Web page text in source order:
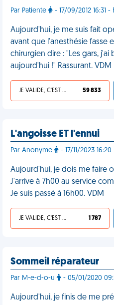
Par Patiente - 17/09/2012 16:31 -
Aujourd'hui, je me suis fait
avant que l'anesthésie fasse
chirurgien dire : "Les gars,
aujourd'hui !" Rassurant. VDM
JE VALIDE, C'EST UNE VDM 59 833
L'angoisse ET l'ennui
Par Anonyme - 17/11/2023 16:20
Aujourd'hui, je dois me faire
J'arrive à 7h00 au service
Je suis passé à 16h00. VDM
JE VALIDE, C'EST UNE VDM 1 787
Sommeil réparateur
Par M-e-d-o-u - 05/01/2020
Aujourd'hui, je finis de me